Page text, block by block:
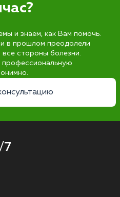
и знаем, как Вам помочь.
в прошлом преодолели
все стороны болезни.
профессиональную
7